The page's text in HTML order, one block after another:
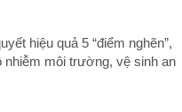
hiệu quả 5 “điểm nghẽn”,
nhiễm môi trường, vệ sinh an